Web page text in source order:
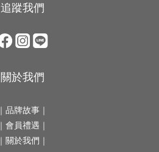
追蹤我們
關於我們
｜ 品牌故事 ｜
｜會員禮遇｜
｜ 關於我們 ｜